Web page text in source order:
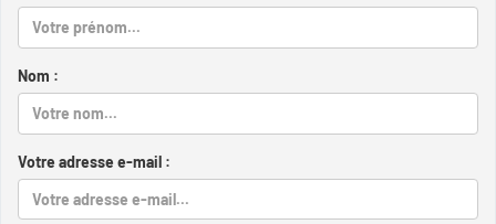
Nom :
Votre adresse e-mail :